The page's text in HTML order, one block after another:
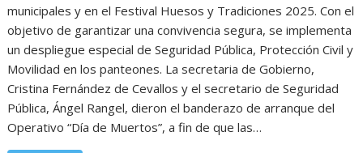
municipales y en el Festival Huesos y Tradiciones 2025. Con el
objetivo de garantizar una convivencia segura, se implementa
un despliegue especial de Seguridad Pública, Protección Civil y
Movilidad en los panteones. La secretaria de Gobierno,
Cristina Fernández de Cevallos y el secretario de Seguridad
Pública, Ángel Rangel, dieron el banderazo de arranque del
Operativo “Día de Muertos”, a fin de que las…